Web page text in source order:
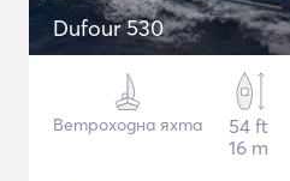
Dufour 530
Ветроходна яхта
54 ft
16 m